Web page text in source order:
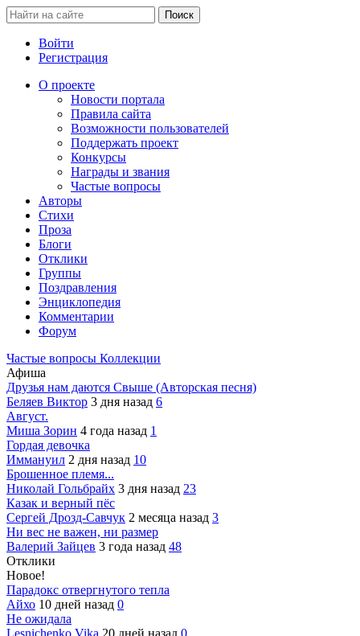
Войти
Регистрация
О проекте
Новости портала
Правила сайта
Возможности пользователей
Поддержать проект
Конкурсы
Награды и звания
Частые вопросы
Авторы
Стихи
Проза
Блоги
Отклики
Группы
Поздравления
Энциклопедия
Комментарии
Форум
Частые вопросы Коллекции
Афиша
Друзья нам даются Свыше (Авторская песня)
Беляев Виктор 3 дня назад 6
Август.
Миша Зорин 4 года назад 1
Гордая девочка
Иммануил 2 дня назад 10
Брошенное племя...
Николай Гольбрайх 3 дня назад 23
Казак и верный пёс
Сергей Дрозд-Савчук 2 месяца назад 3
Ни вес не важен, ни размер
Валерий Зайцев 3 года назад 48
Отклики
Новое!
Парадокс отвергнутого тепла
Айхо 10 дней назад 0
Не ожидала
Lesnichenko Vika 20 дней назад 0